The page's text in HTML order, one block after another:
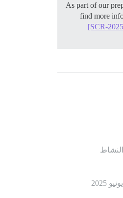
As part of our
find more
[SCR-
النشاط